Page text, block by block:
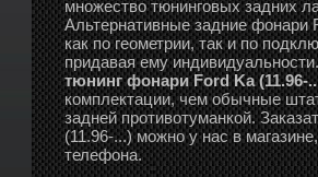
множество тюнинговых задних
Альтернативные задние фонари
как по геометрии, так и по
придавая ему
тюнинг фонари Ford Ka (11.96-
комплектации, чем обычные
задней противотуманкой.
(11.96-...) можно у нас в
телефона.